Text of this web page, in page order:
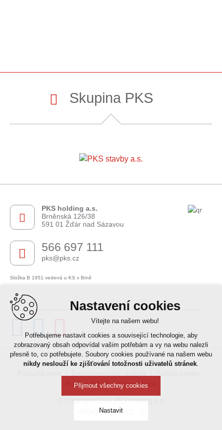
Skupina PKS
PKS holding a.s.
Brněnská 126/38
591 01 Žďár nad Sázavou
566 697 111
pks@pks.cz
Složka B 1951 vedená u KS v Brně
+
Leaflet| © OpenStreetMap contributors
Politika BOZP
Compliance
© Copyright 2026 PKS holding a.s.
VYTVOŘIL XART.CZ
Nastavení cookies
Vítejte na našem webu!
Potřebujeme nastavit cookies a související technologie, aby
zobrazovaný obsah odpovídal vašim potřebám a vy na webu nalezli
přesně to, co potřebujete. Soubory cookies používané na našem webu
nikdy neslouží ke zjišťování totožnosti uživatelů stránek.
Přijmout všechny cookies
Nastavit